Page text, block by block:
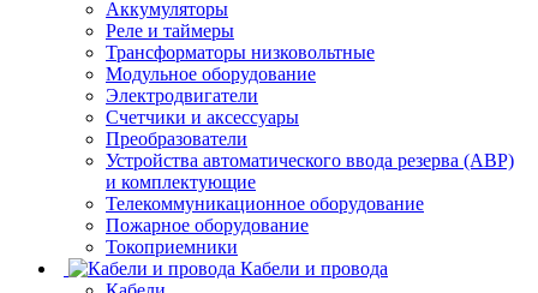
Аккумуляторы
Реле и таймеры
Трансформаторы низковольтные
Модульное оборудование
Электродвигатели
Счетчики и аксессуары
Преобразователи
Устройства автоматического ввода резерва (АВР)
и комплектующие
Телекоммуникационное оборудование
Пожарное оборудование
Токоприемники
Кабели и провода